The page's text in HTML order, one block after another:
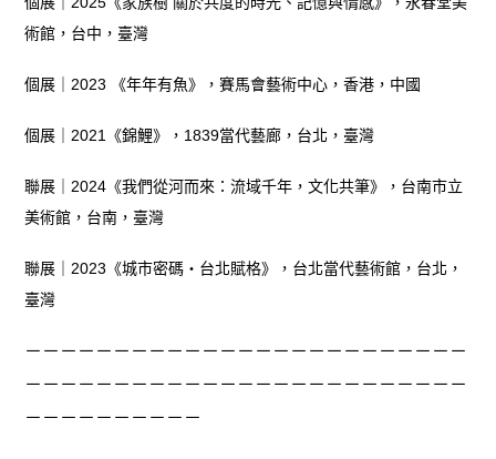
術館，台中，臺灣
個展｜2023 《年年有魚》，賽馬會藝術中心，香港，中國
個展｜2021《錦鯉》，1839當代藝廊，台北，臺灣
聯展｜2024《我們從河而來：流域千年，文化共筆》，台南市立
美術館，台南，臺灣
聯展｜2023《城市密碼‧台北賦格》，台北當代藝術館，台北，
臺灣
－－－－－－－－－－－－－－－－－－－－－－－－－
－－－－－－－－－－－－－－－－－－－－－－－－－
－－－－－－－－－－